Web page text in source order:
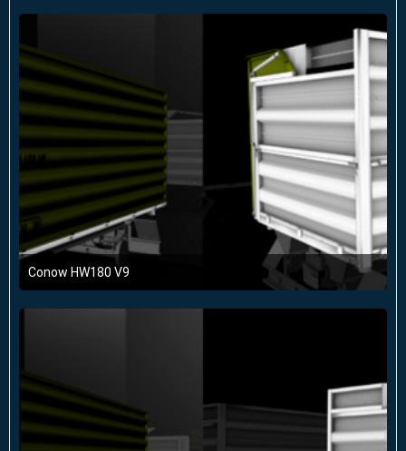
Conow HW180 V9
16. Februar 2016 um 17:12